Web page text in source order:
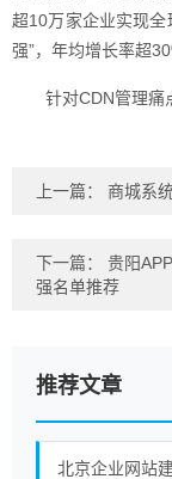
超10万家企业实现全
强”，年均增长率超
针对CDN管理痛
上一篇： 商城系
下一篇： 贵阳
强名单推荐
推荐文章
北京企业网站